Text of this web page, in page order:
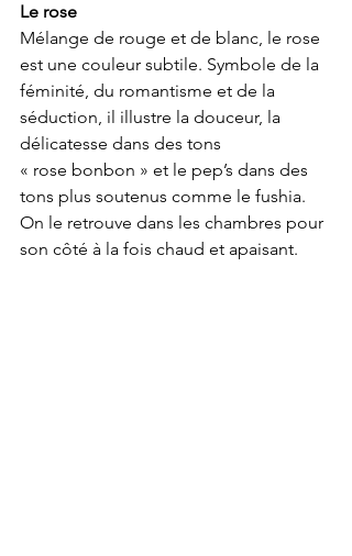
Le rose
Mélange de rouge et de blanc, le rose
est une couleur subtile. Symbole de la
féminité, du romantisme et de la
séduction, il illustre la douceur, la
délicatesse dans des tons
« rose bonbon » et le pep’s dans des
tons plus soutenus comme le fushia.
On le retrouve dans les chambres pour
son côté à la fois chaud et apaisant.